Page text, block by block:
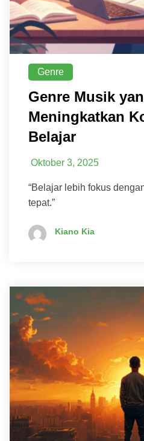
Genre
Genre Musik
Meningkatkan
Belajar
Oktober 3, 2025
“Belajar lebih fokus
tepat.”
Kiano Kia